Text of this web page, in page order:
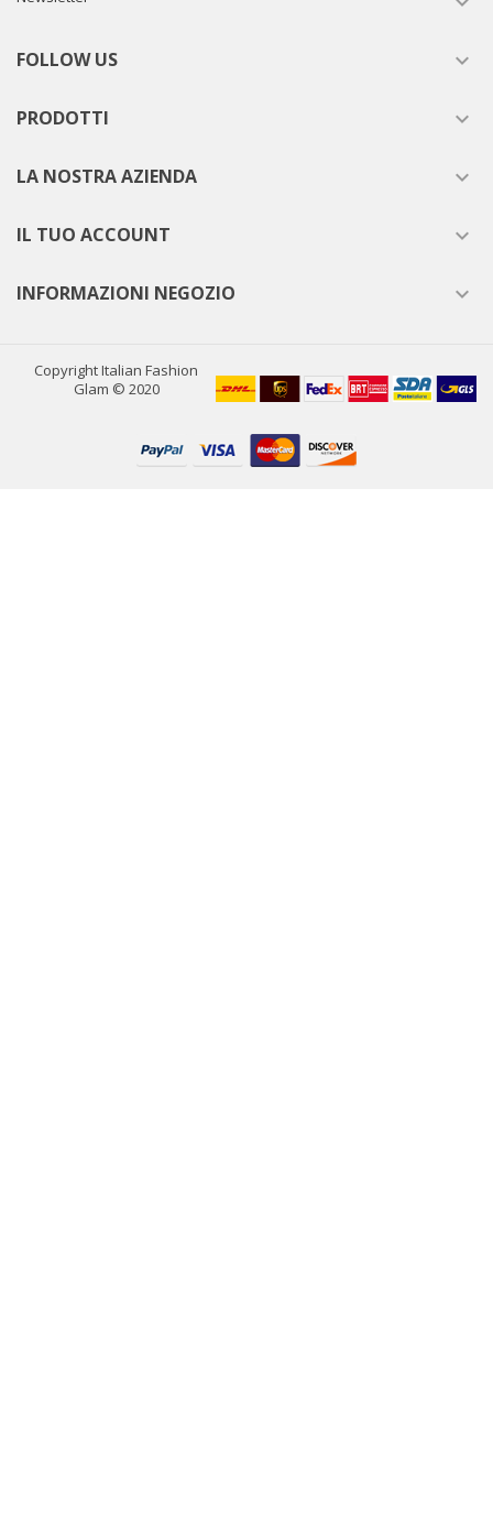
FOLLOW US 
PRODOTTI 
LA NOSTRA AZIENDA 
IL TUO ACCOUNT 
INFORMAZIONI NEGOZIO 
Copyright Italian Fashion
Glam © 2020